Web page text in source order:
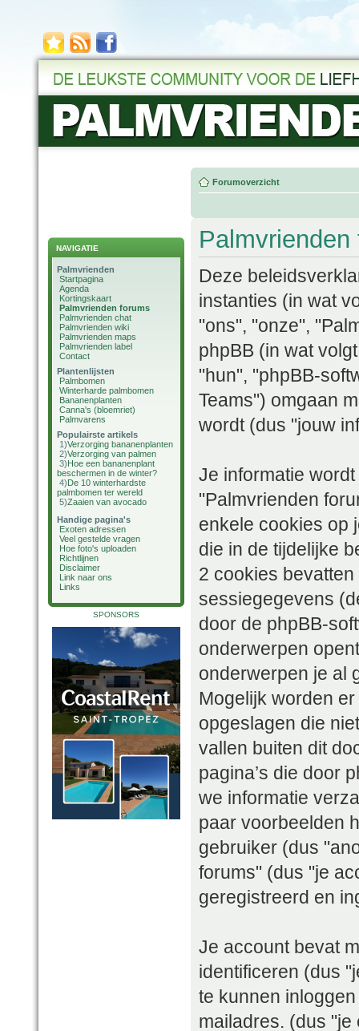
NAVIGATIE
Palmvrienden
Startpagina
Agenda
Kortingskaart
Palmvrienden forums
Palmvrienden chat
Palmvrienden wiki
Palmvrienden maps
Palmvrienden label
Contact
Plantenlijsten
Palmbomen
Winterharde palmbomen
Bananenplanten
Canna's (bloemriet)
Palmvarens
Populairste artikels
1)Verzorging bananenplanten
2)Verzorging van palmen
3)Hoe een bananenplant
beschermen in de winter?
4)De 10 winterhardste
palmbomen ter wereld
5)Zaaien van avocado
Handige pagina's
Exoten adressen
Veel gestelde vragen
Hoe foto's uploaden
Richtlijnen
Disclaimer
Link naar ons
Links
SPONSORS
Forumoverzicht
Deze
instanties (in wat
"ons", "onze",
phpBB (in wat
"hun", "phpBB-
Teams") omgaan
wordt (dus "jouw
Je informatie
"Palmvrienden
enkele cookies op
die in de tijdelijke
2 cookies
sessiegegevens
door de phpBB-
onderwerpen
onderwerpen je al
Mogelijk worden
opgeslagen die
vallen buiten dit
pagina’s die door
we informatie
paar voorbeelden
gebruiker (dus
forums" (dus "je
geregistreerd en
Je account bevat
identificeren (dus
te kunnen
mailadres. (dus